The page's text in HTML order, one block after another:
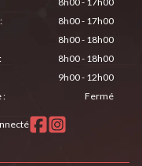
:
8h00 - 17h00
8h00 - 18h00
:
8h00 - 18h00
9h00 - 12h00
: Fermé